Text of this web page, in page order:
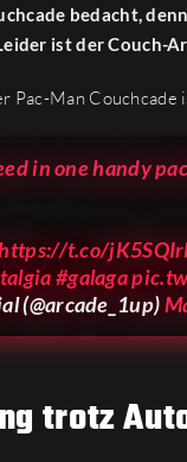
bedacht,
ist der Couch-
Pac-Man
in one handy
t.co/
#galaga
(@arcade_1up)
trotz